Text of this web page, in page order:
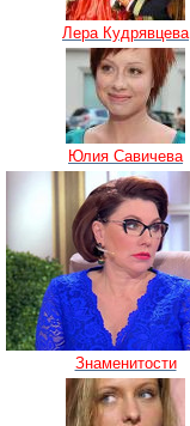
Лера Кудрявцева
Юлия Савичева
Знаменитости